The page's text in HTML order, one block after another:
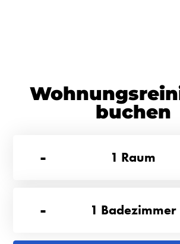
buchen
-
1 Raum
- 1 Badezimmer